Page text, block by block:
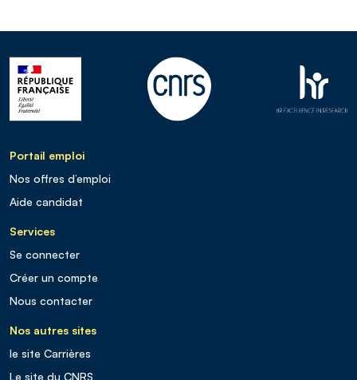
Portail emploi
Nos offres d’emploi
Aide candidat
Services
Se connecter
Créer un compte
Nous contacter
Nos autres sites
le site Carrières
Le site du CNRS